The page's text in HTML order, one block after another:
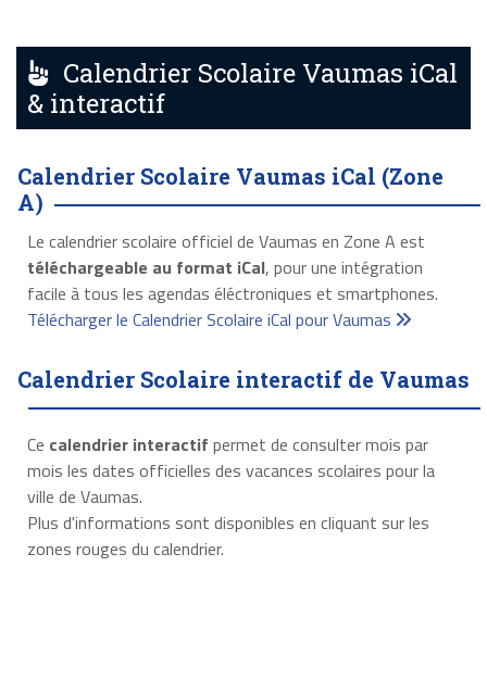
Calendrier Scolaire Vaumas iCal
& interactif
Calendrier Scolaire Vaumas iCal (Zone
A)
Le calendrier scolaire officiel de Vaumas en Zone A est
téléchargeable au format iCal, pour une intégration
facile à tous les agendas éléctroniques et smartphones.
Télécharger le Calendrier Scolaire iCal pour Vaumas
Calendrier Scolaire interactif de Vaumas
Ce calendrier interactif permet de consulter mois par
mois les dates officielles des vacances scolaires pour la
ville de Vaumas.
Plus d'informations sont disponibles en cliquant sur les
zones rouges du calendrier.